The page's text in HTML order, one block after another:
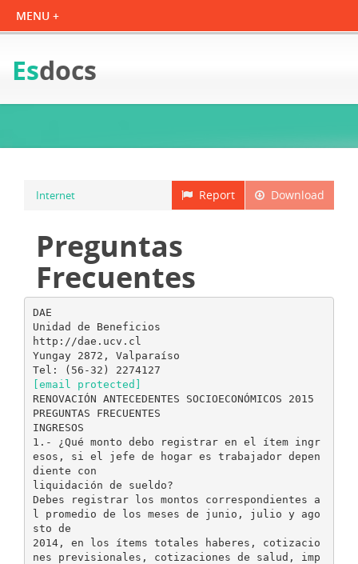
Esdocs
Download
Report
Internet
Preguntas
Frecuentes
DAE
Unidad de Beneficios
http://dae.ucv.cl
Yungay 2872, Valparaíso
[email protected]
RENOVACIÓN ANTECEDENTES SOCIOECONÓMICOS 2015
PREGUNTAS FRECUENTES
INGRESOS
1.- ¿Qué monto debo registrar en el ítem ingr
esos, si el jefe de hogar es trabajador depen
diente con
liquidación de sueldo?
Debes registrar los montos correspondientes a
l promedio de los meses de junio, julio y ago
sto de
2014, en los ítems totales haberes, cotizacio
nes previsionales, cotizaciones de salud, imp